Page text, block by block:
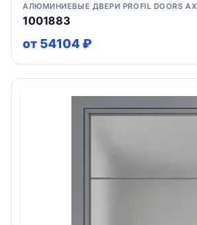
АЛЮМИНИЕВЫЕ ДВЕРИ PROFIL DOORS AX
1001883
от 54104 ₽